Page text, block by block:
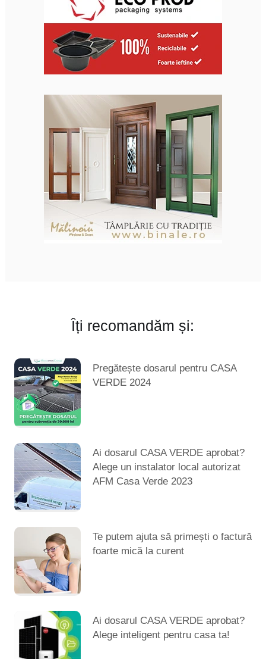
Îți recomandăm și:
Pregătește dosarul pentru CASA
VERDE 2024
Ai dosarul CASA VERDE aprobat?
Alege un instalator local autorizat
AFM Casa Verde 2023
Te putem ajuta să primești o factură
foarte mică la curent
Ai dosarul CASA VERDE aprobat?
Alege inteligent pentru casa ta!